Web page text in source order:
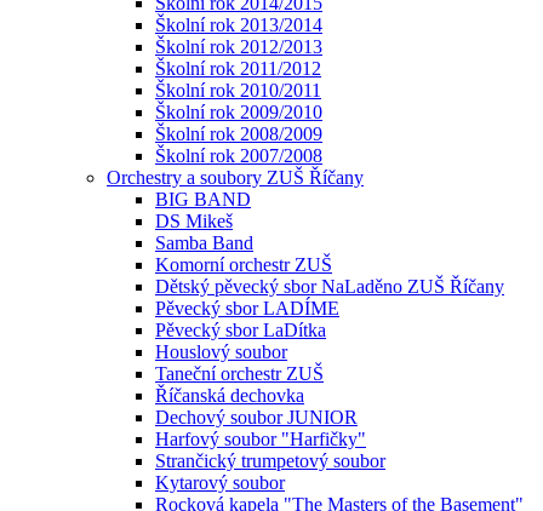
Školní rok 2013/2014
Školní rok 2012/2013
Školní rok 2011/2012
Školní rok 2010/2011
Školní rok 2009/2010
Školní rok 2008/2009
Školní rok 2007/2008
Orchestry a soubory ZUŠ Říčany
BIG BAND
DS Mikeš
Samba Band
Komorní orchestr ZUŠ
Dětský pěvecký sbor NaLaděno ZUŠ Říčany
Pěvecký sbor LADÍME
Pěvecký sbor LaDítka
Houslový soubor
Taneční orchestr ZUŠ
Říčanská dechovka
Dechový soubor JUNIOR
Harfový soubor "Harfičky"
Strančický trumpetový soubor
Kytarový soubor
Rocková kapela "The Masters of the Basement"